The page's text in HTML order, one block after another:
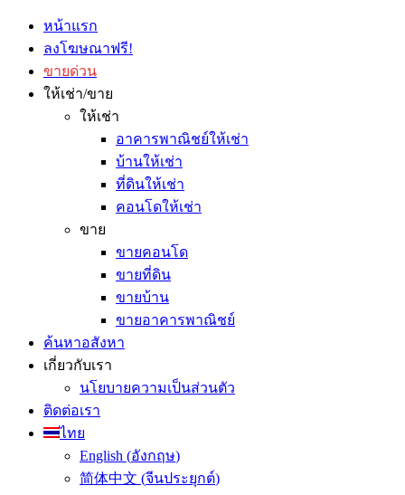
หน้าแรก
ลงโฆษณาฟรี!
ขายด่วน
ให้เช่า/ขาย
ให้เช่า
อาคารพาณิชย์ให้เช่า
บ้านให้เช่า
ที่ดินให้เช่า
คอนโดให้เช่า
ขาย
ขายคอนโด
ขายที่ดิน
ขายบ้าน
ขายอาคารพาณิชย์
ค้นหาอสังหา
เกี่ยวกับเรา
นโยบายความเป็นส่วนตัว
ติดต่อเรา
ไทย
English (อังกฤษ)
简体中文 (จีนประยุกต์)